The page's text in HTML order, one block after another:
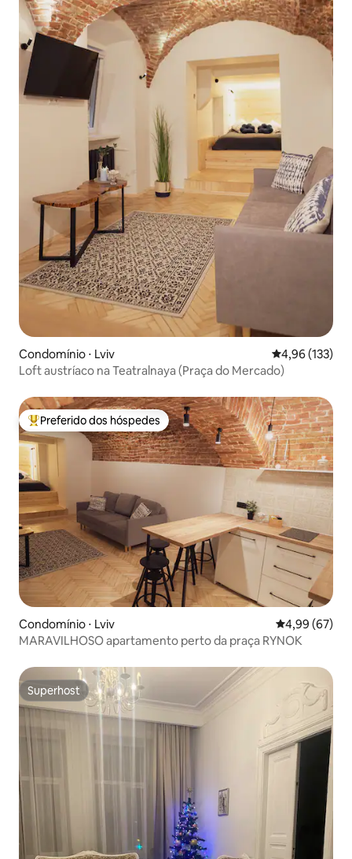
Condomínio ⋅ Lviv 4,96 de uma
4,96 (133)
Loft austríaco na Teatralnaya (Praça do Mercado)
Entre os melhores preferidos dos hóspedes
Preferido dos hóspedes
Condomínio ⋅ Lviv 4,99 de uma
4,99 (67)
MARAVILHOSO apartamento perto da praça RYNOK
Superhost
Superhost